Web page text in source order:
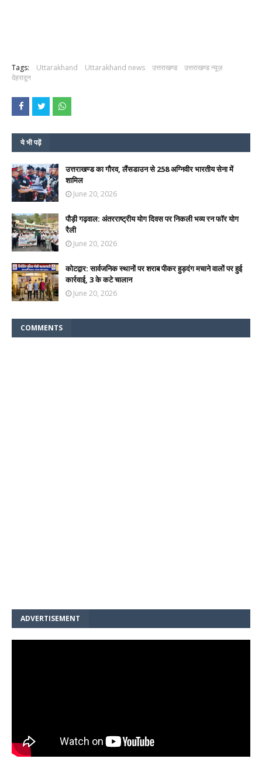
Tags: Uttarakhand Uttarakhand news उत्तराखण्ड
उत्तराखण्ड न्यूज़
देहरादून
ये भी पढ़ें
उत्तराखण्ड का गौरव, लैंसडाउन से 258 अग्निवीर भारतीय सेना में
शामिल
June 20, 2026
पौड़ी गढ़वाल: अंतरराष्ट्रीय योग दिवस पर निकली भव्य रन फॉर योग
रैली
June 20, 2026
कोटद्वार: सार्वजनिक स्थानों पर शराब पीकर हुड़दंग मचाने वालों पर हुई
कार्रवाई, 3 के कटे चालान
June 20, 2026
COMMENTS
ADVERTISEMENT